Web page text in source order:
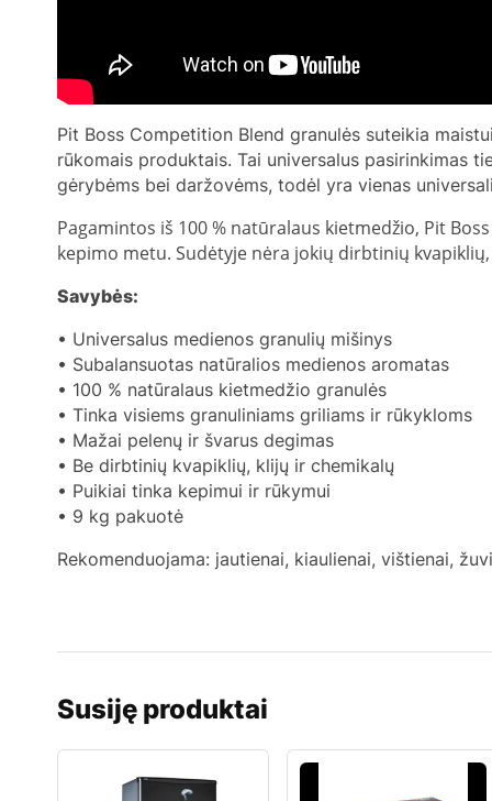
Pit Boss Competition Blend granulės suteikia
rūkomais produktais. Tai universalus pasirinkimas
gėrybėms bei daržovėms, todėl yra vienas
Pagamintos iš 100 % natūralaus kietmedžio, Pit
kepimo metu. Sudėtyje nėra jokių dirbtinių
Savybės:
• Universalus medienos granulių mišinys
• Subalansuotas natūralios medienos aromatas
• 100 % natūralaus kietmedžio granulės
• Tinka visiems granuliniams griliams ir rūkykloms
• Mažai pelenų ir švarus degimas
• Be dirbtinių kvapiklių, klijų ir chemikalų
• Puikiai tinka kepimui ir rūkymui
• 9 kg pakuotė
Rekomenduojama: jautienai, kiaulienai, vištienai,
Susiję produktai